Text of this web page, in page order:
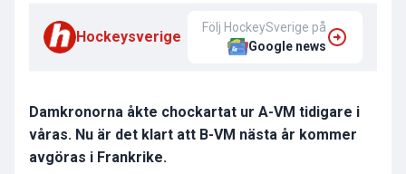
Hockeysverige
Följ HockeySverige på
Google news
Damkronorna åkte chockartat ur A-VM tidigare i
våras. Nu är det klart att B-VM nästa år kommer
avgöras i Frankrike.